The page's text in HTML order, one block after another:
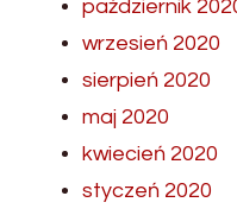
październik
wrzesień 2020
sierpień 2020
maj 2020
kwiecień 2020
styczeń 2020